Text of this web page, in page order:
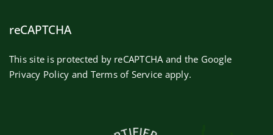
reCAPTCHA
This site is protected by reCAPTCHA and the Google
Privacy Policy and Terms of Service apply.